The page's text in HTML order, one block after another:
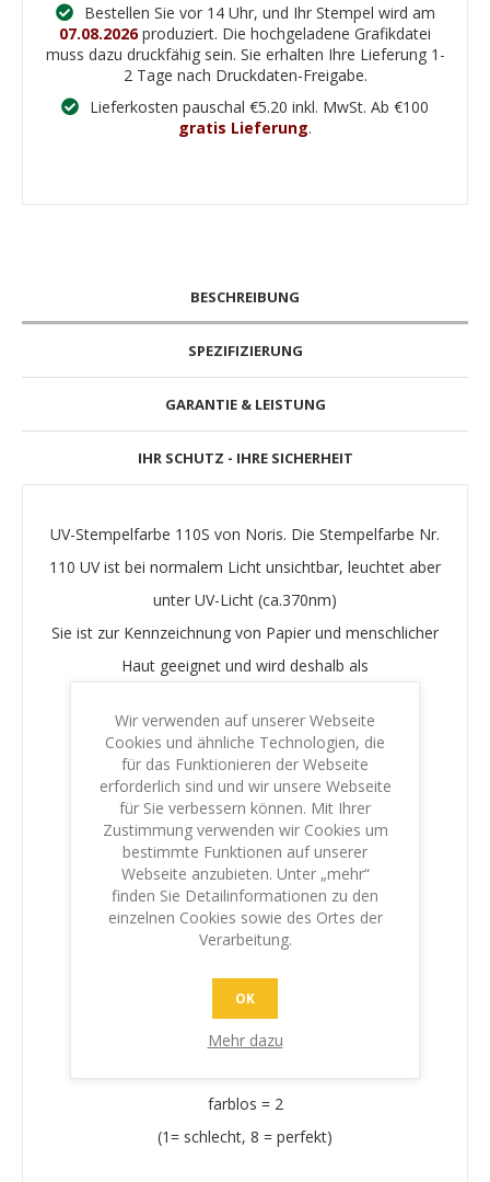
Bestellen Sie vor 14 Uhr, und Ihr Stempel wird am
07.08.2026produziert. Die hochgeladene Grafikdatei
muss dazu druckfähig sein. Sie erhalten Ihre Lieferung 1-
2 Tage nach Druckdaten-Freigabe.
Lieferkosten pauschal €5.20 inkl. MwSt. Ab €100
gratis Lieferung.
BESCHREIBUNG
SPEZIFIZIERUNG
GARANTIE & LEISTUNG
IHR SCHUTZ - IHRE SICHERHEIT
UV-Stempelfarbe 110S von Noris. Die Stempelfarbe Nr.
110 UV ist bei normalem Licht unsichtbar, leuchtet aber
unter UV-Licht (ca.370nm)
Sie ist zur Kennzeichnung von Papier und menschlicher
Haut geeignet und wird deshalb als
Trockenzeit:
~12sec wischfest
Stempelmaterial:
Holzstempel und Selbstfärberstempel mit
Gummitextplatten
Stempelkissen:
Bürostempelkissen,
farblos = 2
(1= schlecht, 8 = perfekt)
Wir verwenden auf unserer Webseite
Cookies und ähnliche Technologien, die
für das Funktionieren der Webseite
erforderlich sind und wir unsere Webseite
für Sie verbessern können. Mit Ihrer
Zustimmung verwenden wir Cookies um
bestimmte Funktionen auf unserer
Webseite anzubieten. Unter „mehr“
finden Sie Detailinformationen zu den
einzelnen Cookies sowie des Ortes der
Verarbeitung.
OK
Mehr dazu